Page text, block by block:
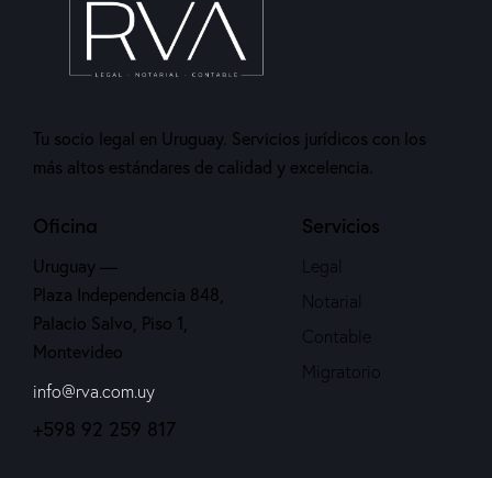
Tu socio legal en Uruguay. Servicios jurídicos con los
más altos estándares de calidad y excelencia.
Oficina
Uruguay —
Plaza Independencia 848,
Palacio Salvo, Piso 1,
Montevideo
info@rva.com.uy
+598 92 259 817
Servicios
Legal
Notarial
Contable
Migratorio